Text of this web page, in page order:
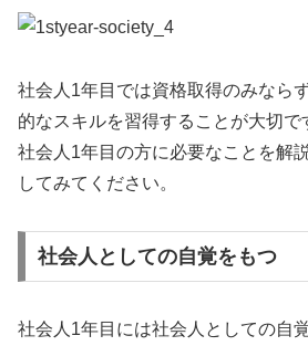
社会人1年目では資格取得のみなら
的なスキルを習得することが大切で
社会人1年目の方に必要なことを解
してみてください。
社会人としての自覚をもつ
社会人1年目には社会人としての自